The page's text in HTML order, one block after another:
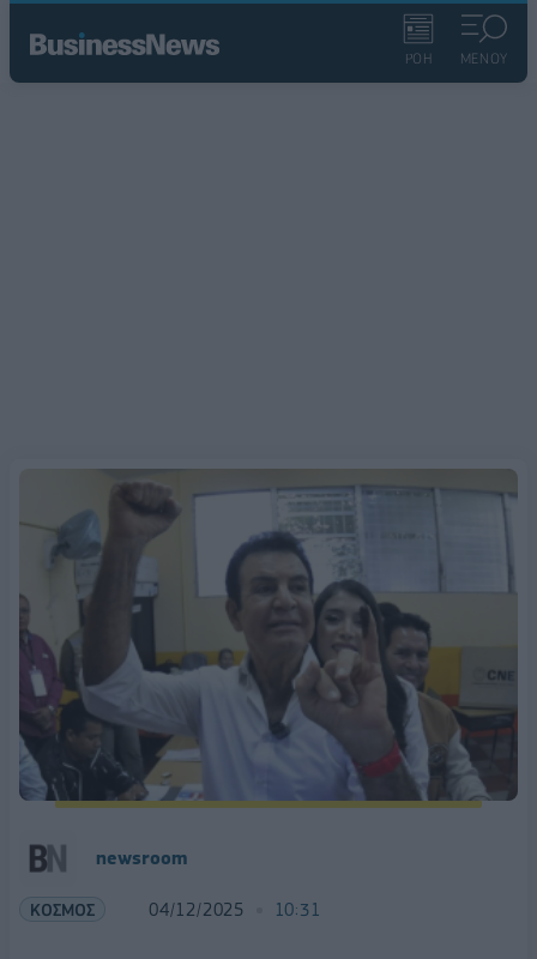
ΡΟΗ ΜΕΝΟΥ
newsroom
ΚΟΣΜΟΣ 04/12/2025 10:31